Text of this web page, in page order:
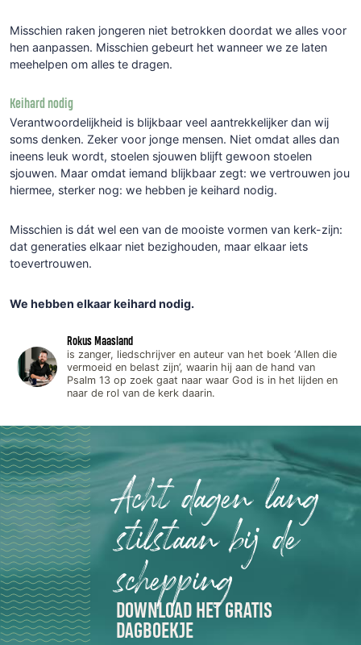
Misschien raken jongeren niet betrokken doordat we alles voor
hen aanpassen. Misschien gebeurt het wanneer we ze laten
meehelpen om alles te dragen.
Keihard nodig
Verantwoordelijkheid is blijkbaar veel aantrekkelijker dan wij
soms denken. Zeker voor jonge mensen. Niet omdat alles dan
ineens leuk wordt, stoelen sjouwen blijft gewoon stoelen
sjouwen. Maar omdat iemand blijkbaar zegt: we vertrouwen jou
hiermee, sterker nog: we hebben je keihard nodig.
Misschien is dát wel een van de mooiste vormen van kerk-zijn:
dat generaties elkaar niet bezighouden, maar elkaar iets
toevertrouwen.
We hebben elkaar keihard nodig.
Rokus Maasland
is zanger, liedschrijver en auteur van het boek ‘Allen die
vermoeid en belast zijn’, waarin hij aan de hand van
Psalm 13 op zoek gaat naar waar God is in het lijden en
naar de rol van de kerk daarin.
Acht dagen lang
stilstaan bij de
schepping
DOWNLOAD HET GRATIS
DAGBOEKJE